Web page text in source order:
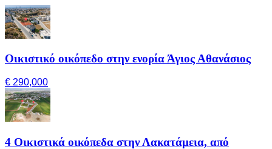
Οικιστικό οικόπεδο στην ενορία Άγιος Αθανάσιος
€ 290,000
4 Οικιστικά οικόπεδα στην Λακατάμεια, από